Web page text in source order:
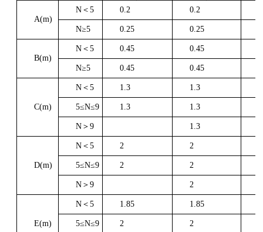
A(m)
N＜5 0.2 0.2
N≥5 0.25 0.25
B(m)
N＜5 0.45 0.45
N≥5 0.45 0.45
C(m)
N＜5 1.3 1.3
5≤N≤9 1.3 1.3
N＞9 1.3
D(m)
N＜5 2 2
5≤N≤9 2 2
N＞9 2
E(m)
N＜5 1.85 1.85
5≤N≤9 2 2